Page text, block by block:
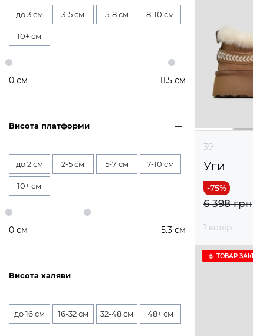
до 3 см 3-5 см 5-8 см 8-10 см
10+ см
0 см 11.5 см
Висота платформи
до 2 см 2-5 см 5-7 см 7-10 см
10+ см
0 см 5.3 см
Висота халяви
до 16 см 16-32 см 32-48 см 48+ см
39
Уги
6 398 грн
1 колір
ТОВАР